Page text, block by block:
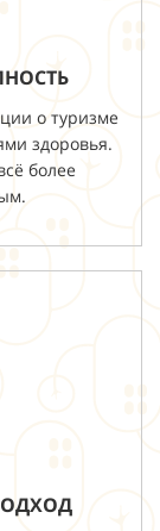
о туризме
здоровья.
более